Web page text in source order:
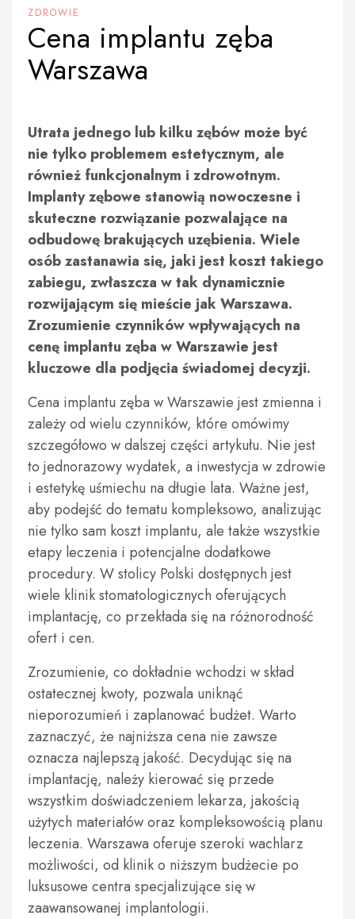
ZDROWIE
Cena implantu zęba
Warszawa
Utrata jednego lub kilku zębów może być
nie tylko problemem estetycznym, ale
również funkcjonalnym i zdrowotnym.
Implanty zębowe stanowią nowoczesne i
skuteczne rozwiązanie pozwalające na
odbudowę brakujących uzębienia. Wiele
osób zastanawia się, jaki jest koszt takiego
zabiegu, zwłaszcza w tak dynamicznie
rozwijającym się mieście jak Warszawa.
Zrozumienie czynników wpływających na
cenę implantu zęba w Warszawie jest
kluczowe dla podjęcia świadomej decyzji.
Cena implantu zęba w Warszawie jest zmienna i
zależy od wielu czynników, które omówimy
szczegółowo w dalszej części artykułu. Nie jest
to jednorazowy wydatek, a inwestycja w zdrowie
i estetykę uśmiechu na długie lata. Ważne jest,
aby podejść do tematu kompleksowo, analizując
nie tylko sam koszt implantu, ale także wszystkie
etapy leczenia i potencjalne dodatkowe
procedury. W stolicy Polski dostępnych jest
wiele klinik stomatologicznych oferujących
implantację, co przekłada się na różnorodność
ofert i cen.
Zrozumienie, co dokładnie wchodzi w skład
ostatecznej kwoty, pozwala uniknąć
nieporozumień i zaplanować budżet. Warto
zaznaczyć, że najniższa cena nie zawsze
oznacza najlepszą jakość. Decydując się na
implantację, należy kierować się przede
wszystkim doświadczeniem lekarza, jakością
użytych materiałów oraz kompleksowością planu
leczenia. Warszawa oferuje szeroki wachlarz
możliwości, od klinik o niższym budżecie po
luksusowe centra specjalizujące się w
zaawansowanej implantologii.